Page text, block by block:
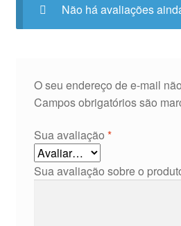
Não há avaliações
O seu endereço de e-mail
Campos obrigatórios são
Sua avaliação *
Sua avaliação sobre o